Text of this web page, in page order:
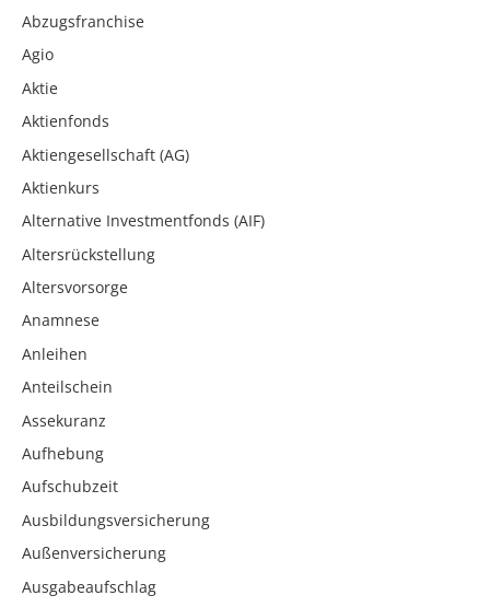
Abzugsfranchise
Agio
Aktie
Aktienfonds
Aktiengesellschaft (AG)
Aktienkurs
Alternative Investmentfonds (AIF)
Altersrückstellung
Altersvorsorge
Anamnese
Anleihen
Anteilschein
Assekuranz
Aufhebung
Aufschubzeit
Ausbildungsversicherung
Außenversicherung
Ausgabeaufschlag